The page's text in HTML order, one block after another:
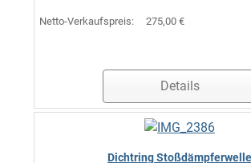
Netto-Verkaufspreis: 275,00 €
Details
Dichtring Stoßdämpferwelle